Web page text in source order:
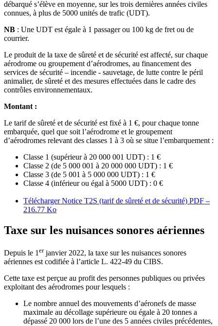
débarqué s’élève en moyenne, sur les trois dernières années civiles
connues, à plus de 5000 unités de trafic (UDT).
NB : Une UDT est égale à 1 passager ou 100 kg de fret ou de
courrier.
Le produit de la taxe de sûreté et de sécurité est affecté, sur chaque
aérodrome ou groupement d’aérodromes, au financement des
services de sécurité – incendie - sauvetage, de lutte contre le péril
animalier, de sûreté et des mesures effectuées dans le cadre des
contrôles environnementaux.
Montant :
Le tarif de sûreté et de sécurité est fixé à 1 €, pour chaque tonne
embarquée, quel que soit l’aérodrome et le groupement
d’aérodromes relevant des classes 1 à 3 où se situe l’embarquement :
Classe 1 (supérieur à 20 000 001 UDT) : 1 €
Classe 2 (de 5 000 001 à 20 000 000 UDT) : 1 €
Classe 3 (de 5 001 à 5 000 000 UDT) : 1 €
Classe 4 (inférieur ou égal à 5000 UDT) : 0 €
Télécharger Notice T2S (tarif de sûreté et de sécurité) PDF –
216.77 Ko
Taxe sur les nuisances sonores aériennes
Depuis le 1erjanvier 2022, la taxe sur les nuisances sonores
aériennes est codifiée à l’article L. 422-49 du CIBS.
Cette taxe est perçue au profit des personnes publiques ou privées
exploitant des aérodromes pour lesquels :
Le nombre annuel des mouvements d’aéronefs de masse
maximale au décollage supérieure ou égale à 20 tonnes a
dépassé 20 000 lors de l’une des 5 années civiles précédentes,